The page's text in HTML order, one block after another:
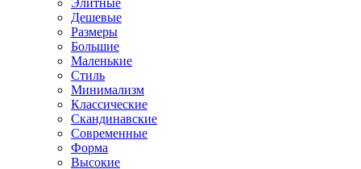
Элитные
Дешевые
Размеры
Большие
Маленькие
Стиль
Минимализм
Классические
Скандинавские
Современные
Форма
Высокие